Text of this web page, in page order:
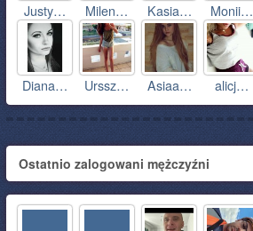
Justy… Milen… Kasia… Monii…
Diana… Urssz… Asiaa… alicj…
Ostatnio zalogowani mężczyźni